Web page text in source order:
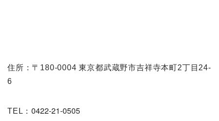
住所：〒180-0004 東京都武蔵野市吉祥寺本町2丁目24-
6
TEL：0422-21-0505